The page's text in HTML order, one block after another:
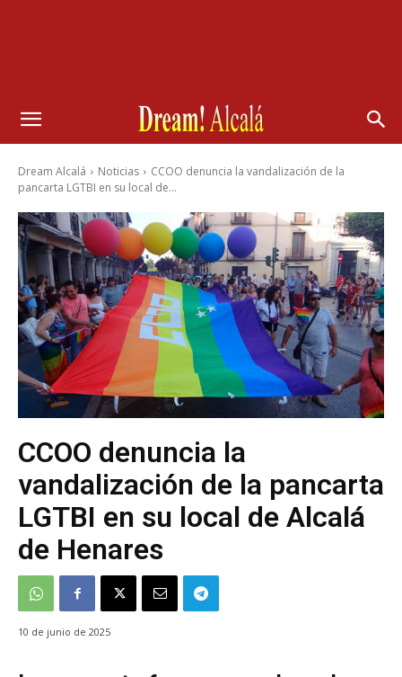
Dream Alcalá Noticias
CCOO denuncia la vandalización de la
pancarta LGTBI en su local de...
CCOO denuncia la
vandalización de la pancarta
LGTBI en su local de Alcalá
de Henares
10 de junio de 2025